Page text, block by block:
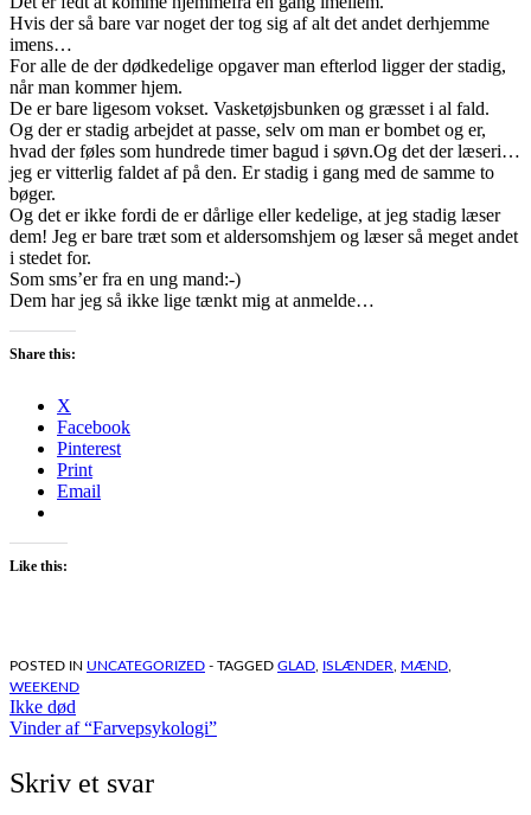
Hvis der så bare var noget der tog sig af alt det andet derhjemme
imens…
For alle de der dødkedelige opgaver man efterlod ligger der stadig,
når man kommer hjem.
De er bare ligesom vokset. Vasketøjsbunken og græsset i al fald.
Og der er stadig arbejdet at passe, selv om man er bombet og er,
hvad der føles som hundrede timer bagud i søvn.Og det der læseri…
jeg er vitterlig faldet af på den. Er stadig i gang med de samme to
bøger.
Og det er ikke fordi de er dårlige eller kedelige, at jeg stadig læser
dem! Jeg er bare træt som et aldersomshjem og læser så meget andet
i stedet for.
Som sms’er fra en ung mand:-)
Dem har jeg så ikke lige tænkt mig at anmelde…
Share this:
X
Facebook
Pinterest
Print
Email
Like this:
POSTED IN UNCATEGORIZED - TAGGED GLAD, ISLÆNDER, MÆND,
WEEKEND
Indlægsnavigation
Ikke død
Vinder af “Farvepsykologi”
Skriv et svar